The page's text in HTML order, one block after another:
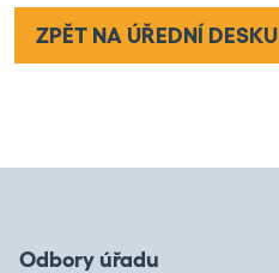
ZPĚT NA ÚŘEDNÍ DESKU
Odbory úřadu